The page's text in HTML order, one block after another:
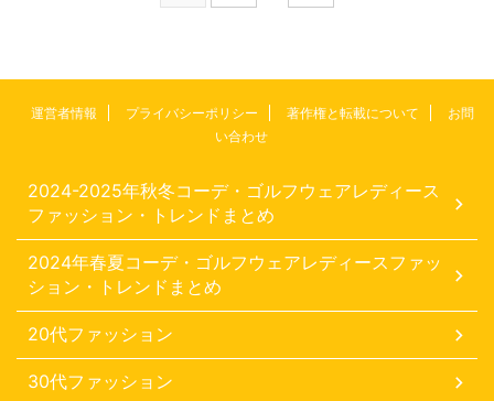
運営者情報 プライバシーポリシー 著作権と転載について
お問
い合わせ
2024-2025年秋冬コーデ・ゴルフウェアレディース
ファッション・トレンドまとめ
2024年春夏コーデ・ゴルフウェアレディースファッ
ション・トレンドまとめ
20代ファッション
30代ファッション